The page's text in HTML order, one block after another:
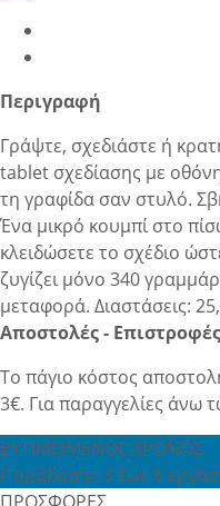
Περιγραφή
Γράψτε, σχεδιάστε ή
tablet σχεδίασης με
τη γραφίδα σαν στυλό.
Ένα μικρό κουμπί στο
κλειδώσετε το σχέδιο
ζυγίζει μόνο 340
μεταφορά. Διαστάσεις:
Αποστολές - Επιστροφές
Το πάγιο κόστος
3€. Για παραγγελίες άνω
ΕΚΤΙΜΩΜΕΝΟΣ ΧΡΟΝΟΣ
Παράδοσης 3 έως 6